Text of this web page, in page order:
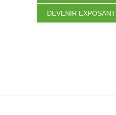
DEVENIR EXPOSANT